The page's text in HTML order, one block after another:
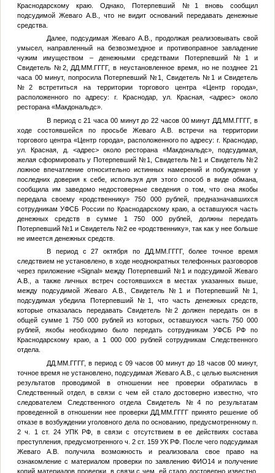
Краснодарскому краю. Однако,Потерпевший №1
вновь сообщил
подсудимой Жеваго А.В., что не видит оснований передавать денежные
средства.
Далее, подсудимая Жеваго А.В., продолжая реализовывать свой
умысел, направленный на безвозмездное и противоправное завладение
чужим имуществом – денежными средствами
Потерпевший №1
и
Свидетель №2, ДД.ММ.ГГГГ, в неустановленное время, но не позднее 21
часа 00 минут, попросила Потерпевший №1 Свидетель №1 иСвидетель
№2 встретиться на территории торгового центра «Центр города»,
расположенного по адресу: г. Краснодар, ул. Красная,<адрес> около
ресторана «Макдональдс».
В период с 21 часа 00 минут до 22 часов 00 минут ДД.ММ.ГГГГ, в
ходе состоявшейся по просьбе Жеваго А.В. встречи на территории
торгового центра «Центр города», расположенного по адресу: г. Краснодар,
ул. Красная, д. <адрес>около ресторана «Макдональдс», подсудимая,
желая сформировать уПотерпевший №1 Свидетель №1 и Свидетель №2
ложное впечатление относительно истинных намерений и побуждения у
последних доверия к себе, используя для этого способ в виде обмана,
сообщила им заведомо недостоверные сведения о том, что она якобы
передала своему «родственнику» 750 000 рублей, предназначавшихся
сотрудникам УФСБ России по Краснодарскому краю, а оставшуюся часть
денежных средств в сумме 1 750 000 рублей, должны передать
Потерпевший №1 иСвидетель №2 ее «родственнику», так как у нее больше
не имеется денежных средств.
В период с 27 октября по ДД.ММ.ГГГГ, более точное время
следствием не установлено, в ходе неоднократных телефонных разговоров
через приложение «Signal» между Потерпевший №1и подсудимой Жеваго
А.В., а также личных встреч состоявшихся в местах указанных выше,
между подсудимой Жеваго А.В., Свидетель №1 и Потерпевший №1,
подсудимая убедила
Потерпевший №1, что часть денежных средств,
которые отказалась передавать Свидетель №2 должен передать он в
общей сумме 1 750 000 рублей из которых, оставшуюся часть 750 000
рублей, якобы необходимо было передать сотрудникам УФСБ РФ по
Краснодарскому краю, а 1 000 000 рублей сотрудникам Следственного
отдела.
ДД.ММ.ГГГГ, в период с 09 часов 00 минут до 18 часов 00 минут,
точное время не установлено, подсудимая Жеваго А.В., с целью выяснения
результатов проводимой в отношении нее проверки обратилась в
Следственный отдел, в связи с чем ей стало достоверно известно, что
следователем Следственного отделаСвидетель №4по результатам
проведенной в отношении нее проверки ДД.ММ.ГГГГ принято решение об
отказе в возбуждении уголовного дела по основанию, предусмотренному п.
2 ч. 1 ст. 24 УПК РФ, в связи с отсутствием в ее действиях состава
преступления, предусмотренного ч. 2 ст. 159 УК РФ. После чего подсудимая
Жеваго А.В. получила возможность и реализовала свое право на
ознакомление с материалом проверки по заявлениюФИО14 и получение
копий материалов проверки, в связи с чем, ей стало достоверно известно,